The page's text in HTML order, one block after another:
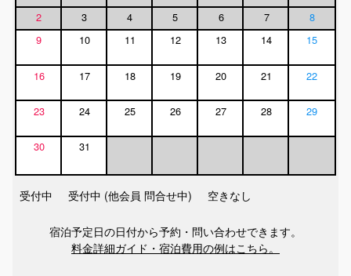
2
3 4 5 6 7
8
9
10 11 12 13 14 15
16 17 18 19 20 21 22
23 24 25 26 27 28 29
30 31
受付中 受付中 (他会員 問合せ中) 空きなし
宿泊予定日の日付から予約・問い合わせできます。
料金詳細ガイド・宿泊費用の例はこちら。